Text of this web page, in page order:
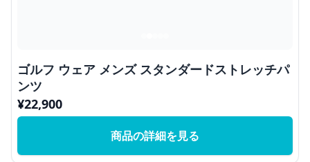
ゴルフ ウェア メンズ スタンダードストレッチパ
ンツ
¥22,900
商品の詳細を見る